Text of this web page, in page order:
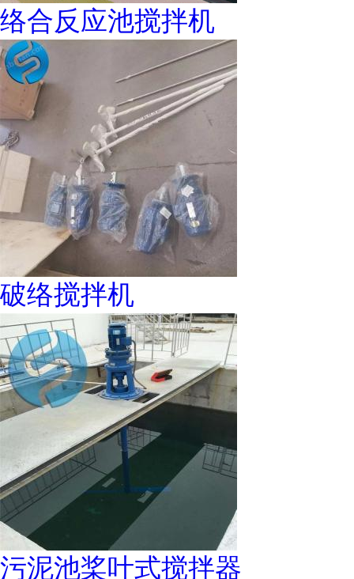
络合反应池搅拌机
破络搅拌机
污泥池桨叶式搅拌器